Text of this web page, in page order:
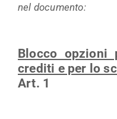
nel documento:
Blocco opzioni
crediti e per lo
Art. 1